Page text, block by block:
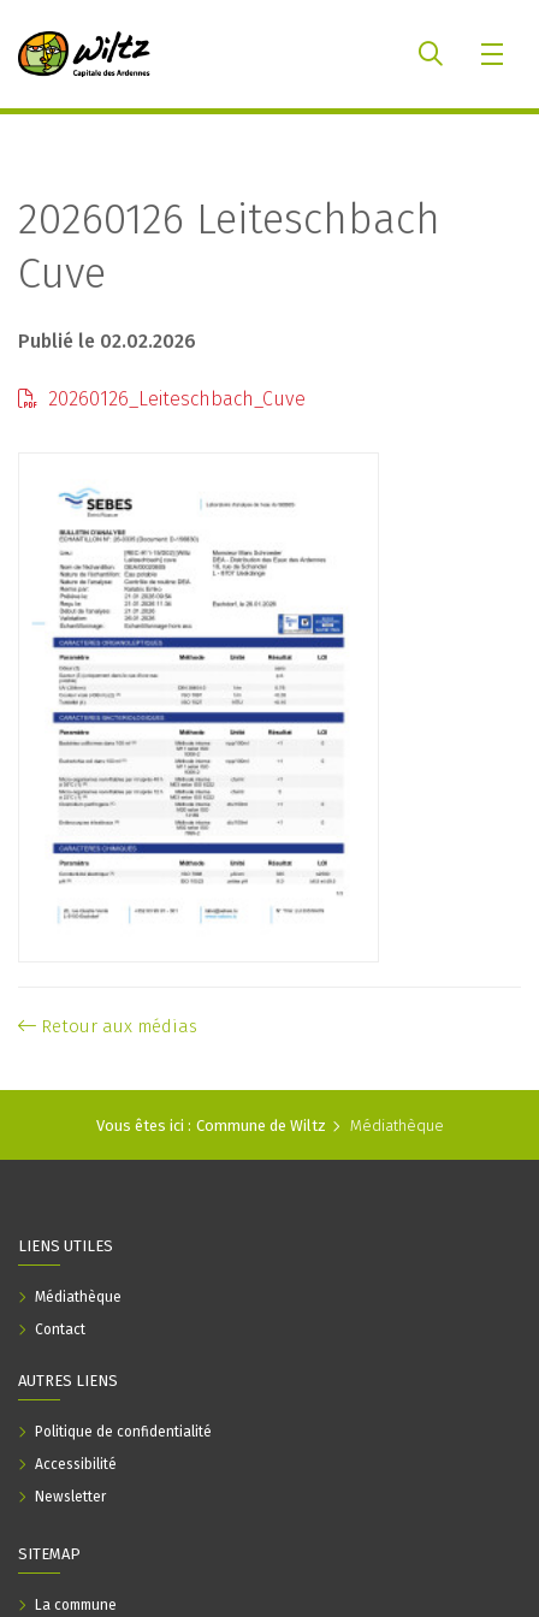
20260126 Leiteschbach
Cuve
Publié le 02.02.2026
20260126_Leiteschbach_Cuve
Retour aux médias
Vous êtes ici : Commune de Wiltz Médiathèque
SITEMAP
La commune
LIENS UTILES
Médiathèque
Contact
AUTRES LIENS
Politique de confidentialité
Accessibilité
Newsletter